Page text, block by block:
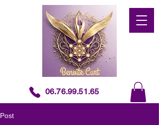
06.76.99.51.65
Post